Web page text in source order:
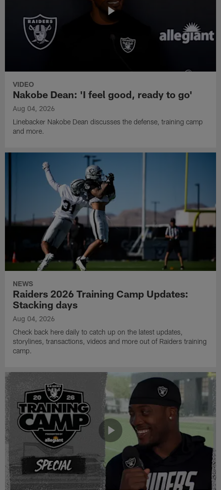
VIDEO
Nakobe Dean: 'I feel good, ready to go'
Aug 04, 2026
Linebacker Nakobe Dean discusses the defense, training camp
and more.
NEWS
Raiders 2026 Training Camp Updates:
Stacking days
Aug 04, 2026
Check back here daily to catch up on the latest updates,
storylines, transactions, videos and more out of Raiders training
camp.